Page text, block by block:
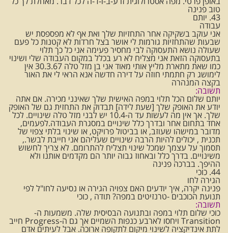
טוב פנינה
43. יותם
עבודה
אני עוקב בשקיקה אחר התחזיות שלך ואת אף לא מפספסת יש
שבעות שהתחזיות גורמות לי אושר בצל חרדות לא קטנות כל פעם
שעולה נושא התעסוקה לבי מחסיר פעימה אני כל כך תלוי
בתעסוקה הזאת אני מצליח לא רע בכלל במקום העבודה שלי ושינוי
כמו שאת מתארת מליץ אותי מאוד אני בן מזל טלה 30.3.67 אין
לימושג רק חתמתי חוזה על דירה חדשה אנא הראי לי את האור
בקצה המנהרה
תשובה:
יותם שלום הכל תלוי במפה האישית שלך שאינני מכירה. אם אתה
יודע את האופק שלך [שעת לידה] תבדוק את התחזית גם של האופק
שלך. אך אין מה לעשות עד ה-10.4 יש לבני מזל טלה שינויים. לכל
אחד בתחום אחר ובדרך כלל שינויים במסגרת העבודה.לפעמים,
מדובר במישהו שעוזב, או בביטול פרויקט, או שינוי בלתי צפוי של
תכנית , יכולים להיות הרבה שינויים שעליהם אני חייבת לבשר.,
תסמוך על עצמך שמכל שינוי תצליח להתרומם. לא צריך לחשוש
משינויים. בדרך כלל ובאחוז גבוה יותר הם מקדמים אותנו ולא
ההיפך. בברכה פנינה
44. כוכי
הגירה לחו
פנינה יקרה, איך יודעים האם צפויה הגירה או נסיעה לחו"ל לפי
תנועת הכוכבים -טרנזיטים במפה? תודה , כוכי
תשובה:
כוכי שלום תלוי במפה ובתנועה הבסיסית שלה. משמעות ה-
Transition ויחסו לארבע כנפות השמיים אך גם ה-Progress חייב
לתת אינדיקציה לשינוי מיקום לתקופה ארוכה. אבל לעיתים אדם